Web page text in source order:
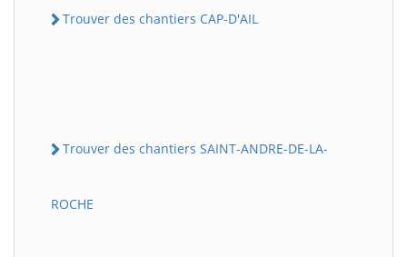
Trouver des chantiers CAP-D'AIL
Trouver des chantiers SAINT-ANDRE-DE-LA-
ROCHE